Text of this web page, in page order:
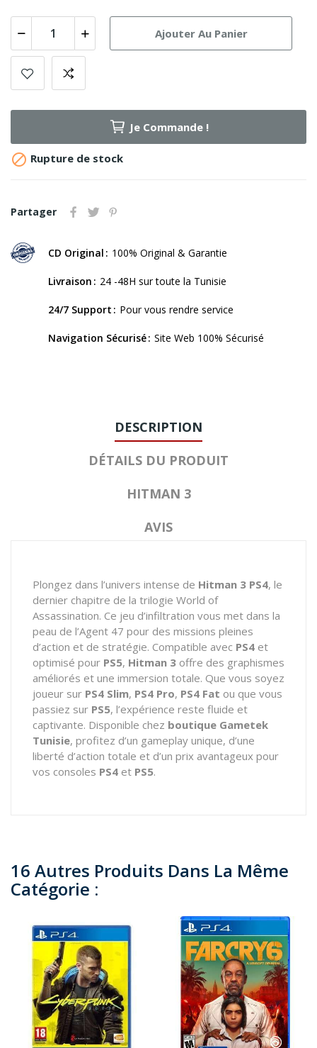
Ajouter Au Panier
Je Commande !
 Rupture de stock
Partager
CD Original 100% Original & Garantie
Livraison 24 -48H sur toute la Tunisie
24/7 Support Pour vous rendre service
Navigation Sécurisé Site Web 100% Sécurisé
DESCRIPTION
DÉTAILS DU PRODUIT
HITMAN 3
AVIS
Plongez dans l’univers intense de Hitman 3 PS4, le
dernier chapitre de la trilogie World of
Assassination. Ce jeu d’infiltration vous met dans la
peau de l’Agent 47 pour des missions pleines
d’action et de stratégie. Compatible avec PS4 et
optimisé pour PS5, Hitman 3 offre des graphismes
améliorés et une immersion totale. Que vous soyez
joueur sur PS4 Slim, PS4 Pro, PS4 Fat ou que vous
passiez sur PS5, l’expérience reste fluide et
captivante. Disponible chez boutique Gametek
Tunisie, profitez d’un gameplay unique, d’une
liberté d’action totale et d’un prix avantageux pour
vos consoles PS4 et PS5.
16 Autres Produits Dans La Même
Catégorie :